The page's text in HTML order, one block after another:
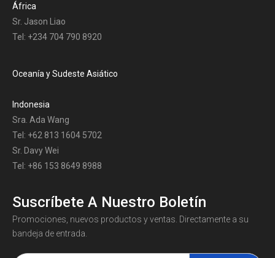
África
Sr. Jason Liao
Tel: +234 704 790 8920
Oceanía y Sudeste Asiático
Indonesia
Sra. Ada Wang
Tel: +62 813 1604 5702
Sr. Davy Wei
Tel: +86 153 8649 8988
Suscríbete A Nuestro Boletín
Promociones, nuevos productos y ventas. Directamente a su
bandeja de entrada.